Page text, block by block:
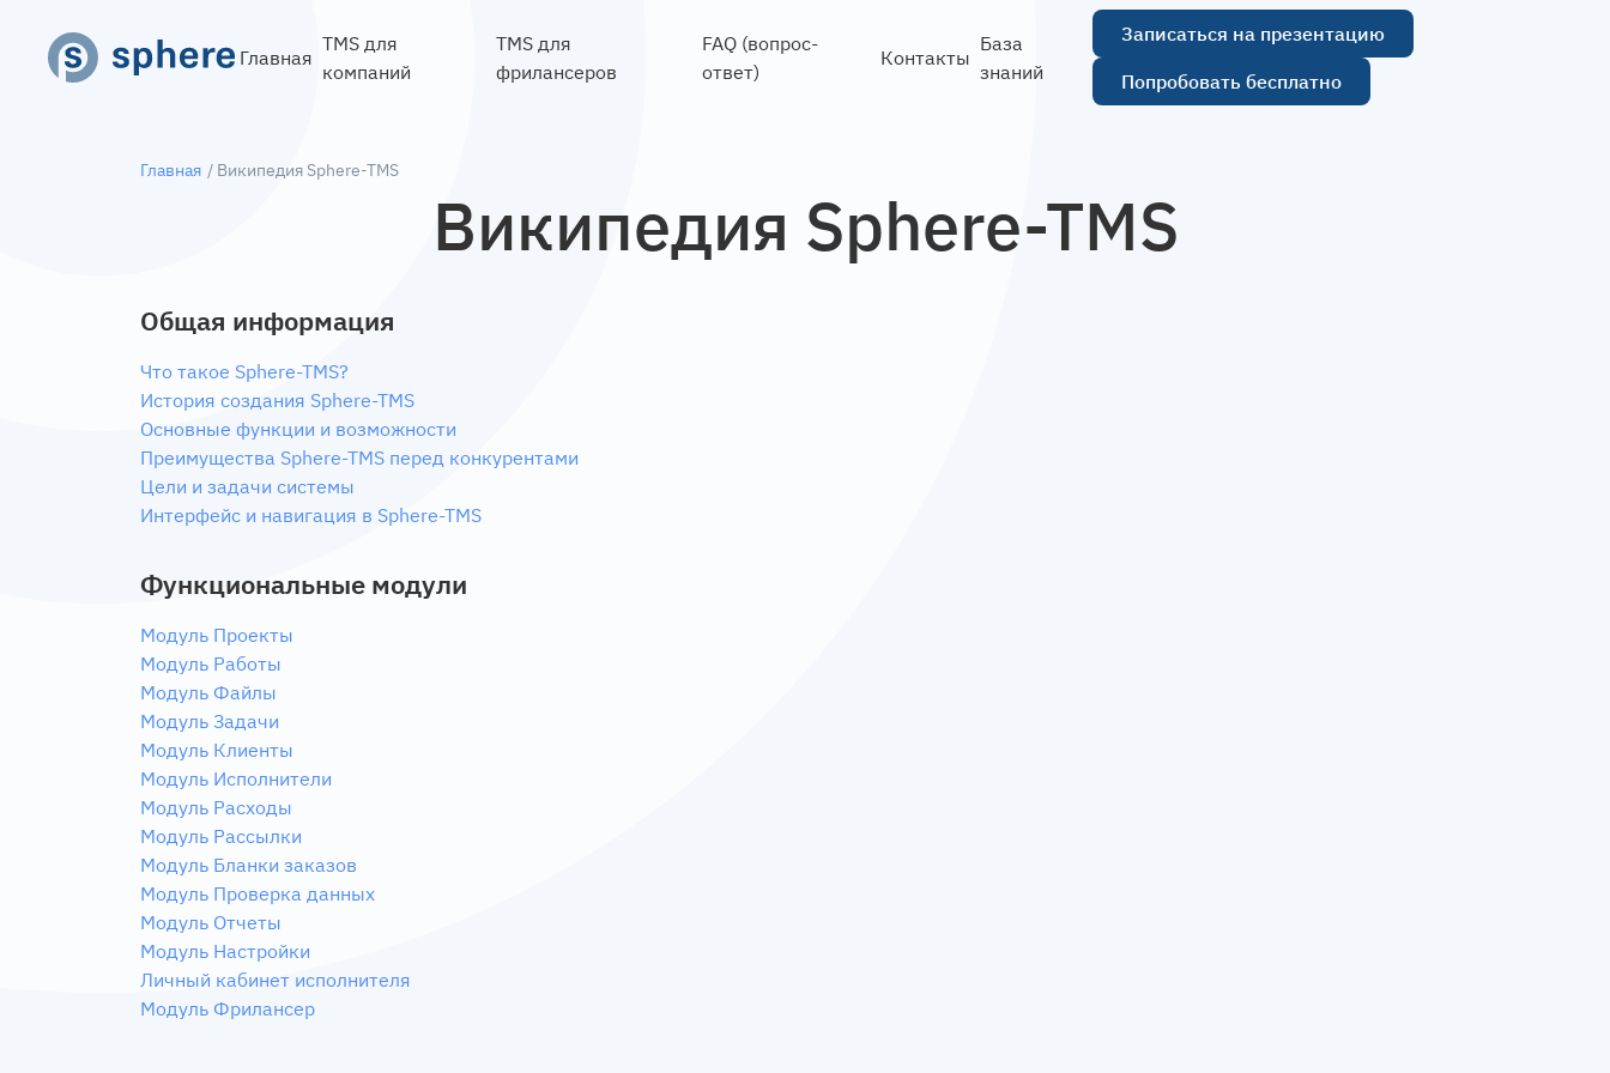
Главная
TMS для
компаний
TMS для
фрилансеров
FAQ (вопрос-
ответ)
Контакты
База
знаний
Записаться на презентацию
Попробовать бесплатно
Главная / Википедия Sphere-TMS
Википедия Sphere-TMS
Общая информация
Что такое Sphere-TMS?
История создания Sphere-TMS
Основные функции и возможности
Преимущества Sphere-TMS перед конкурентами
Цели и задачи системы
Интерфейс и навигация в Sphere-TMS
Функциональные модули
Модуль Проекты
Модуль Работы
Модуль Файлы
Модуль Задачи
Модуль Клиенты
Модуль Исполнители
Модуль Расходы
Модуль Рассылки
Модуль Бланки заказов
Модуль Проверка данных
Модуль Отчеты
Модуль Настройки
Личный кабинет исполнителя
Модуль Фрилансер